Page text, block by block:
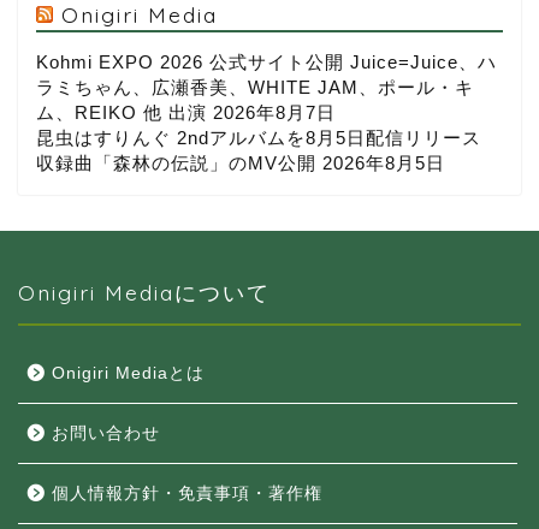
Onigiri Media
Kohmi EXPO 2026 公式サイト公開 Juice=Juice、ハ
ラミちゃん、広瀬香美、WHITE JAM、ポール・キ
ム、REIKO 他 出演 2026年8月7日
昆虫はすりんぐ 2ndアルバムを8月5日配信リリース
収録曲「森林の伝説」のMV公開 2026年8月5日
Onigiri Mediaについて
Onigiri Mediaとは
お問い合わせ
個人情報方針・免責事項・著作権